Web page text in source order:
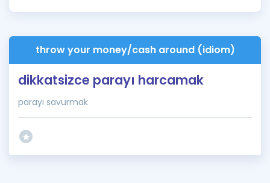
throw your money/cash around (idiom)
dikkatsizce parayı harcamak
parayı savurmak